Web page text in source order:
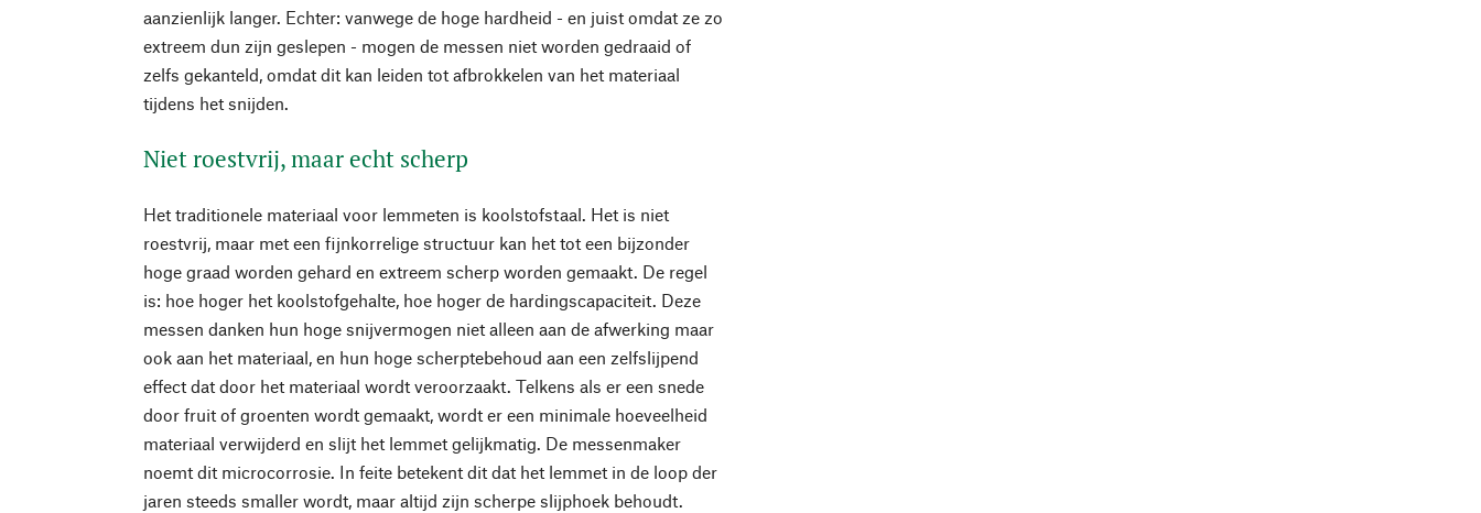
aanzienlijk langer. Echter: vanwege de hoge hardheid - en juist omdat ze zo
extreem dun zijn geslepen - mogen de messen niet worden gedraaid of
zelfs gekanteld, omdat dit kan leiden tot afbrokkelen van het materiaal
tijdens het snijden.
Niet roestvrij, maar echt scherp
Het traditionele materiaal voor lemmeten is koolstofstaal. Het is niet
roestvrij, maar met een fijnkorrelige structuur kan het tot een bijzonder
hoge graad worden gehard en extreem scherp worden gemaakt. De regel
is: hoe hoger het koolstofgehalte, hoe hoger de hardingscapaciteit. Deze
messen danken hun hoge snijvermogen niet alleen aan de afwerking maar
ook aan het materiaal, en hun hoge scherptebehoud aan een zelfslijpend
effect dat door het materiaal wordt veroorzaakt. Telkens als er een snede
door fruit of groenten wordt gemaakt, wordt er een minimale hoeveelheid
materiaal verwijderd en slijt het lemmet gelijkmatig. De messenmaker
noemt dit microcorrosie. In feite betekent dit dat het lemmet in de loop der
jaren steeds smaller wordt, maar altijd zijn scherpe slijphoek behoudt.